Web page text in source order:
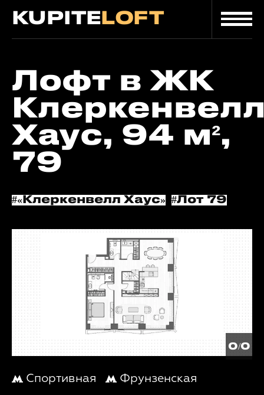
KUPITE LOFT
Лофт в ЖК
Хаус, 94 м²,
79
#«Клеркенвелл Хаус» #Лот 79
0/0
Спортивная Фрунзенская